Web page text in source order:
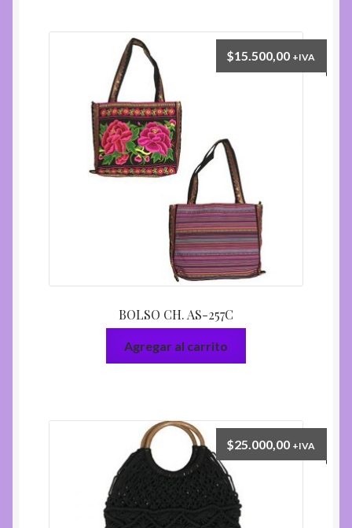
BOLSO CH. AS-257C
$15.500,00 +IVA
Agregar al carrito
$25.000,00 +IVA